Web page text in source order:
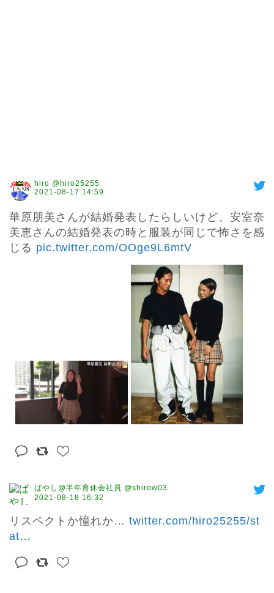
hiro @hiro25255
2021-08-17 14:59
華原朋美さんが結婚発表したらしいけど、安室奈
美恵さんの結婚発表の時と服装が同じで怖さを感
じる pic.twitter.com/OOge9L6mtV
ばやし@半年育休会社員 @shirow03
2021-08-18 16:32
リスペクトか憧れか… twitter.com/hiro25255/st
at…